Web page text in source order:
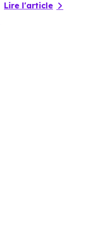
Lire l'article